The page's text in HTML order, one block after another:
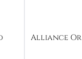
Alliance